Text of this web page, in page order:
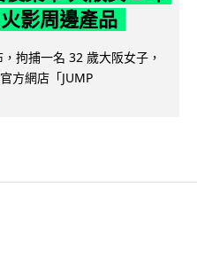
影周邊產品
拘捕一名 32 歲大阪女子，
方網店「JUMP